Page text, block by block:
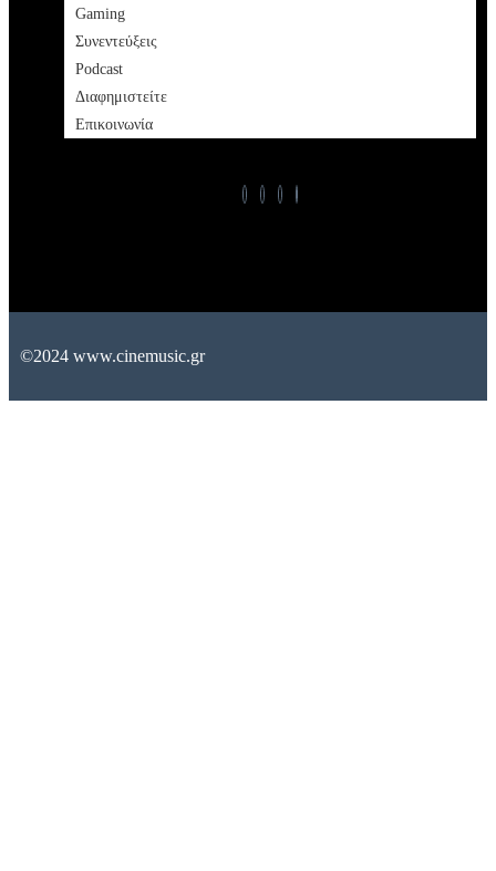
Gaming
Συνεντεύξεις
Podcast
Διαφημιστείτε
Επικοινωνία
©2024 www.cinemusic.gr